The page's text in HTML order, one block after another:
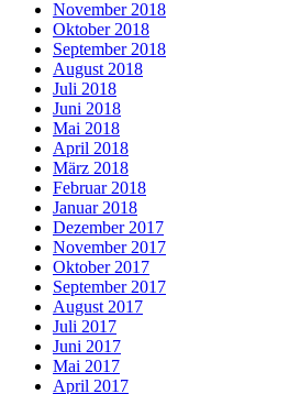
November 2018
Oktober 2018
September 2018
August 2018
Juli 2018
Juni 2018
Mai 2018
April 2018
März 2018
Februar 2018
Januar 2018
Dezember 2017
November 2017
Oktober 2017
September 2017
August 2017
Juli 2017
Juni 2017
Mai 2017
April 2017